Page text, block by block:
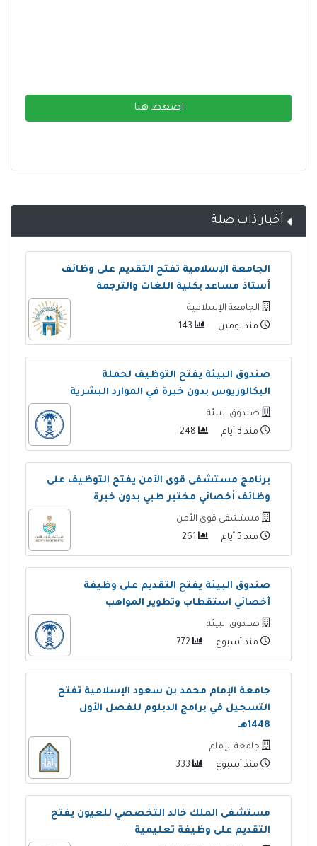
اضغط هنا
أخبار ذات صلة
الجامعة الإسلامية تفتح التقديم على وظائف
أستاذ مساعد بكلية اللغات والترجمة
الجامعة الإسلامية
منذ يومين
صندوق البيئة يفتح التوظيف لحملة
البكالوريوس بدون خبرة في الموارد البشرية
صندوق البيئة
منذ 3 أيام
برنامج مستشفى قوى الأمن يفتح التوظيف على
وظائف أخصائي مختبر طبي بدون خبرة
مستشفى قوى الأمن
منذ 5 أيام
صندوق البيئة يفتح التقديم على وظيفة
أخصائي استقطاب وتطوير المواهب
صندوق البيئة
منذ أسبوع
جامعة الإمام محمد بن سعود الإسلامية تفتح
التسجيل في برامج الدبلوم للفصل الأول
1448هـ
جامعة الإمام
منذ أسبوع
مستشفى الملك خالد التخصصي للعيون يفتح
التقديم على وظيفة تعليمية